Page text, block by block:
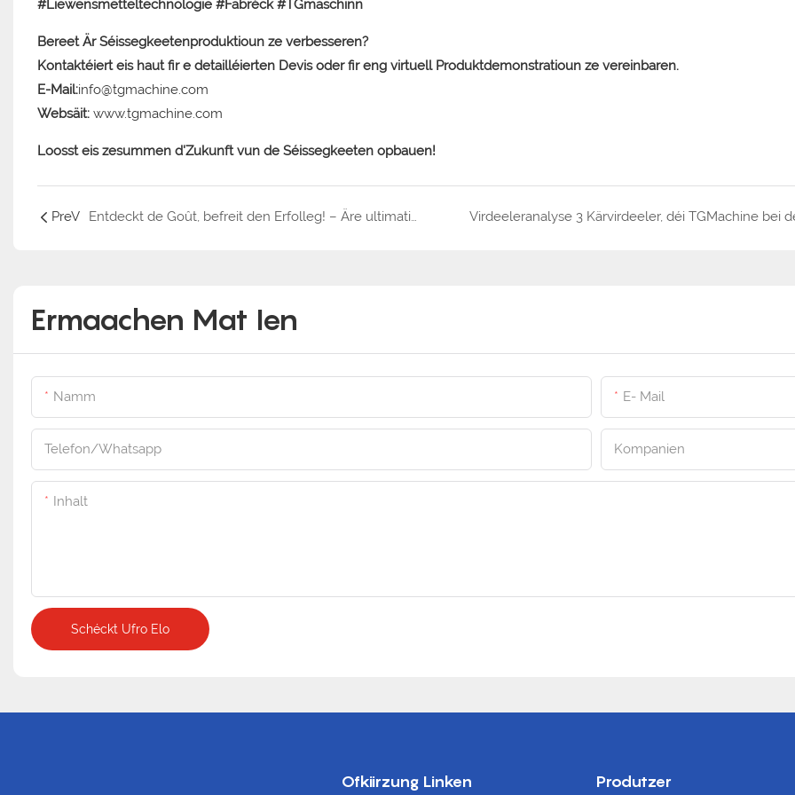
#Liewensmëtteltechnologie #Fabréck #TGmaschinn
Bereet Är Séissegkeetenproduktioun ze verbesseren?
Kontaktéiert eis haut fir e detailléierten Devis oder fir eng virtuell Produktdemonstratioun ze vereinbaren.
E-Mail:info@tgmachine.com
Websäit:www.tgmachine.com
Loosst eis zesummen d'Zukunft vun de Séissegkeeten opbauen!
PreV Entdeckt de Goût, befreit den Erfolleg! – Äre ultimativen Guide fir d&#39;Popping vu Boba-Produktiounslinnen
Ermaachen Mat Ien
Namm E- Mail
Telefon/whatsapp Kompanien
Inhalt
Schéckt Ufro Elo
Ofkiirzung Linken Produtzer